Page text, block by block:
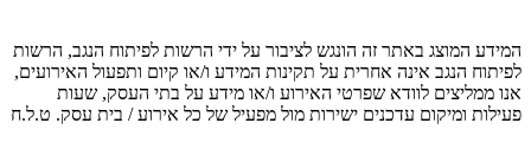
המידע המוצג באתר זה הונגש לציבור על ידי הרשות לפיתוח הנגב, הרשות
לפיתוח הנגב אינה אחרית על תקינות המידע ו/או קיום ותפעול האירועים,
אנו ממליצים לוודא שפרטי האירוע ו/או מידע על בתי העסק, שעות
פעילות ומיקום עדכנים ישירות מול מפעיל של כל אירוע / בית עסק. ט.ל.ח